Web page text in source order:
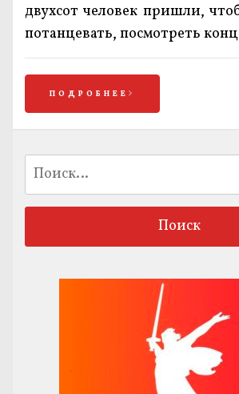
двухсот человек пришли,
потанцевать, посмотреть
ПОДРОБНЕЕ
Найти: